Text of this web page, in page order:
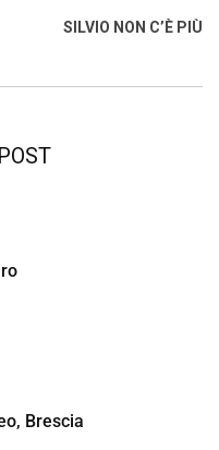
SILVIO NON C’È PIÙ
Brescia